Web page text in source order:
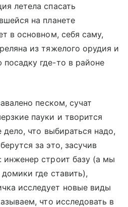
летела спасать
на планете
в основном, себя саму,
из тяжелого орудия и
где-то в районе
песком, сучат
пауки и творится
дело, что выбираться надо,
за это, засучив
строит базу (а мы
где ставить),
исследует новые виды
что исследовать в